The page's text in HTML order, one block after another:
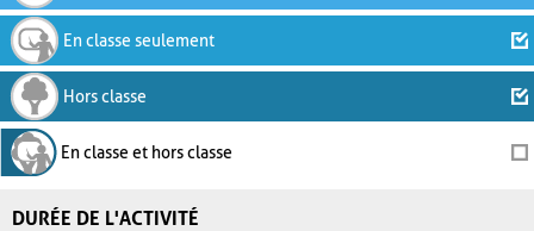
En classe seulement
Hors classe
En classe et hors classe
DURÉE DE L'ACTIVITÉ